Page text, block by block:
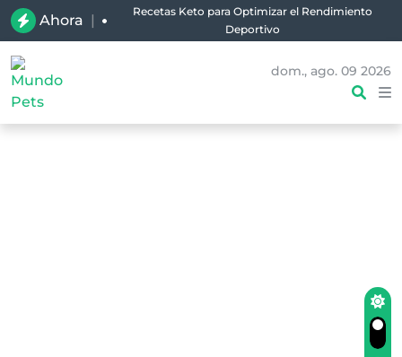
Ahora |
Recetas Keto para Optimizar el Rendimiento
Deportivo
dom., ago. 09 2026